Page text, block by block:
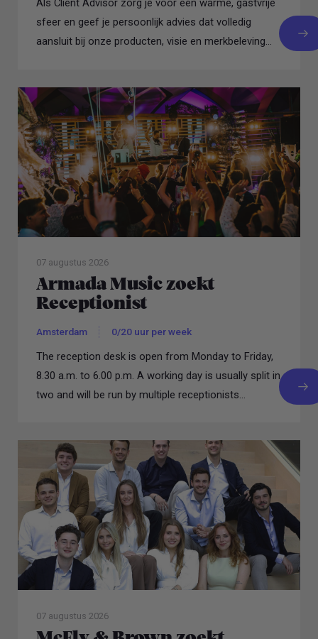
Als Client Advisor zorg je voor een warme, gastvrije
sfeer en geef je persoonlijk advies dat volledig
aansluit bij onze producten, visie en merkbeleving...
07 augustus 2026
Armada Music zoekt
Receptionist
Amsterdam 0/20 uur per week
The reception desk is open from Monday to Friday,
8.30 a.m. to 6.00 p.m. A working day is usually split in
two and will be run by multiple receptionists...
07 augustus 2026